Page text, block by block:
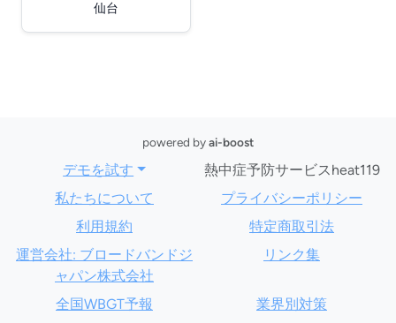
仙台
powered byai-boost
デモを試す
熱中症予防サービスheat119
私たちについて
プライバシーポリシー
利用規約
特定商取引法
運営会社: ブロードバンドジ
ャパン株式会社
リンク集
全国WBGT予報 業界別対策